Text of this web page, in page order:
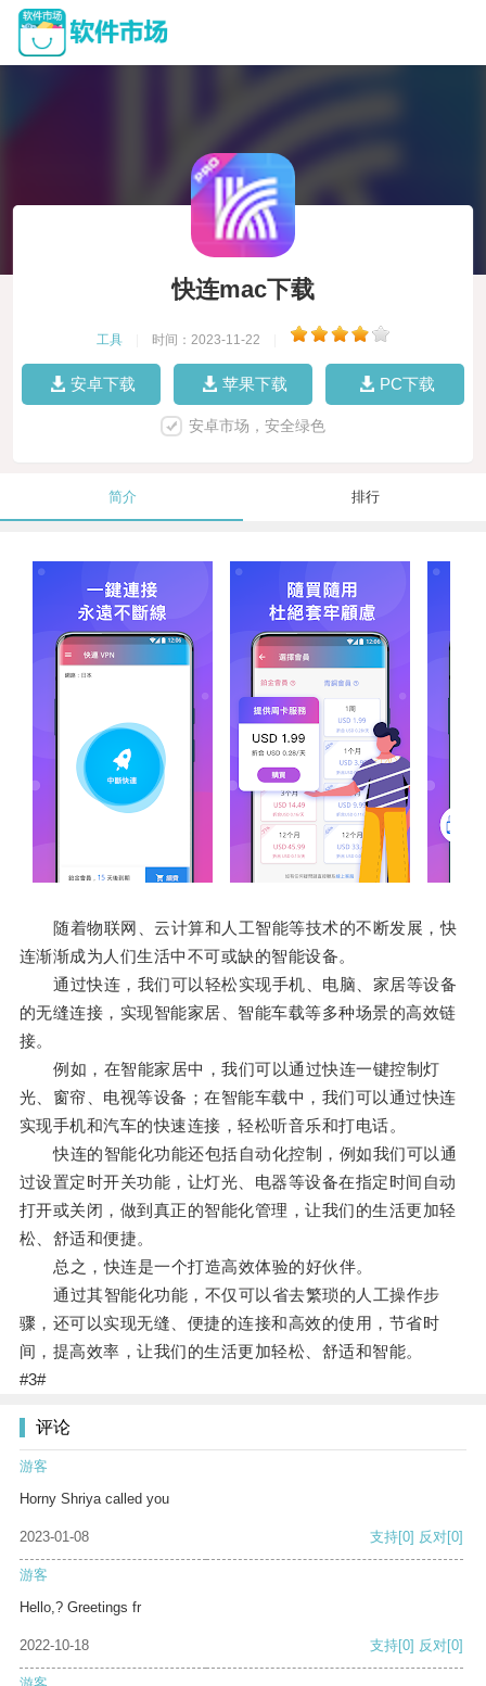
快连mac下载
工具 时间：2023-11-22
安卓下载 苹果下载 PC下载
安卓市场，安全绿色
简介 排行
随着物联网、云计算和人工智能等技术的不断发展，快
连渐渐成为人们生活中不可或缺的智能设备。
通过快连，我们可以轻松实现手机、电脑、家居等设备
的无缝连接，实现智能家居、智能车载等多种场景的高效链
接。
例如，在智能家居中，我们可以通过快连一键控制灯
光、窗帘、电视等设备；在智能车载中，我们可以通过快连
实现手机和汽车的快速连接，轻松听音乐和打电话。
快连的智能化功能还包括自动化控制，例如我们可以通
过设置定时开关功能，让灯光、电器等设备在指定时间自动
打开或关闭，做到真正的智能化管理，让我们的生活更加轻
松、舒适和便捷。
总之，快连是一个打造高效体验的好伙伴。
通过其智能化功能，不仅可以省去繁琐的人工操作步
骤，还可以实现无缝、便捷的连接和高效的使用，节省时
间，提高效率，让我们的生活更加轻松、舒适和智能。
#3#
评论
游客
Horny Shriya called you
2023-01-08 支持[0] 反对[0]
游客
Hello,? Greetings fr
2022-10-18 支持[0] 反对[0]